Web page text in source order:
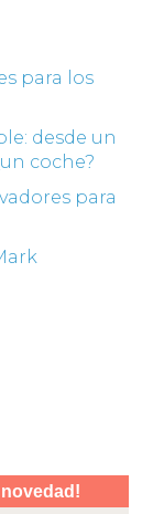
para los
desde un
coche?
para